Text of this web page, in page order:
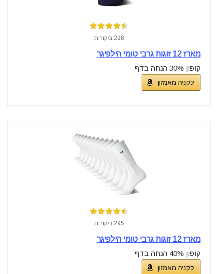
298 ביקורות
מארז 12 זוגות גרבי טומי הילפיגר
קופון 30% הנחה בדף
לקניה מאמזון
295 ביקורות
מארז 12 זוגות גרבי טומי הילפיגר
קופון 40% הנחה בדף
לקניה מאמזון